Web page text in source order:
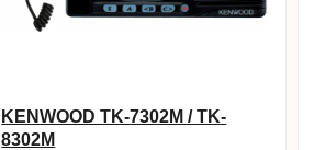
KENWOOD TK-7302M / TK-
8302M